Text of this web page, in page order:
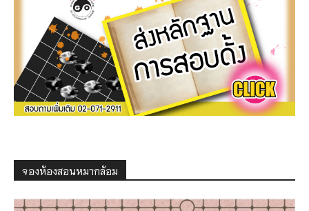
จองห้องสอนหมากล้อม